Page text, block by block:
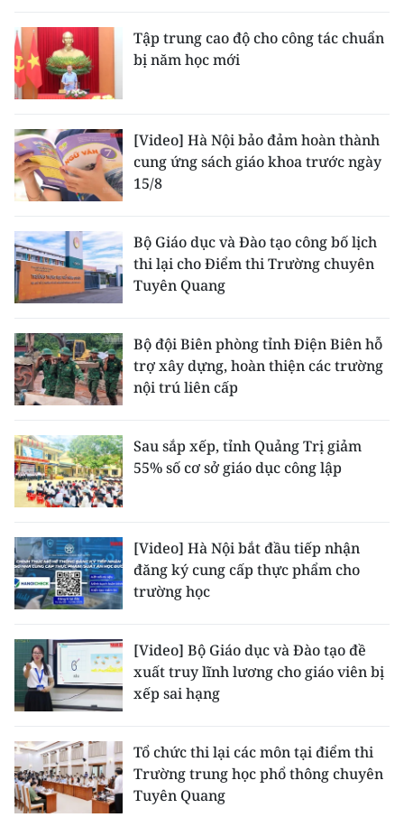
Tập trung cao độ cho công tác chuẩn
bị năm học mới
[Video] Hà Nội bảo đảm hoàn thành
cung ứng sách giáo khoa trước ngày
15/8
Bộ Giáo dục và Đào tạo công bố lịch
thi lại cho Điểm thi Trường chuyên
Tuyên Quang
Bộ đội Biên phòng tỉnh Điện Biên hỗ
trợ xây dựng, hoàn thiện các trường
nội trú liên cấp
Sau sắp xếp, tỉnh Quảng Trị giảm
55% số cơ sở giáo dục công lập
[Video] Hà Nội bắt đầu tiếp nhận
đăng ký cung cấp thực phẩm cho
trường học
[Video] Bộ Giáo dục và Đào tạo đề
xuất truy lĩnh lương cho giáo viên bị
xếp sai hạng
Tổ chức thi lại các môn tại điểm thi
Trường trung học phổ thông chuyên
Tuyên Quang